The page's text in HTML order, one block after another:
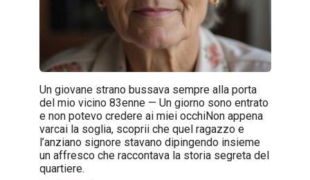
Un giovane strano bussava sempre alla porta
del mio vicino 83enne — Un giorno sono entrato
e non potevo credere ai miei occhiNon appena
varcai la soglia, scoprii che quel ragazzo e
l’anziano signore stavano dipingendo insieme
un affresco che raccontava la storia segreta del
quartiere.